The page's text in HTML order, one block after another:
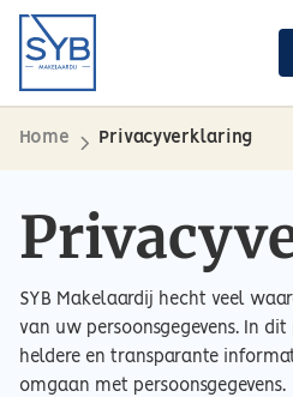
Aanbod
Waardepaling
Over ons
Blog
Home Privacyverklaring
SYB Makelaardij hecht veel
van uw persoonsgegevens. In
heldere en transparante
omgaan met persoonsgegevens.